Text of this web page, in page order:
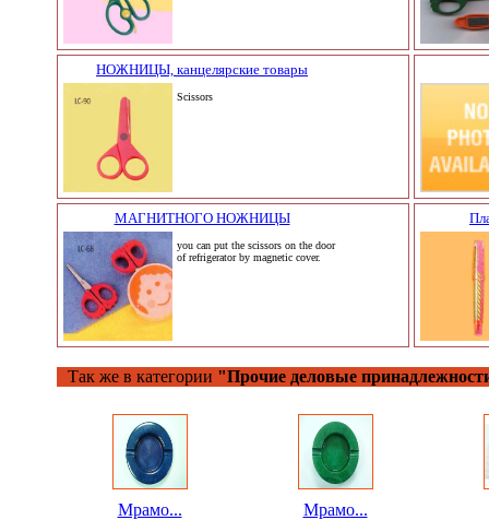
НОЖНИЦЫ, канцелярские товары
Scissors
МАГНИТНОГО НОЖНИЦЫ
you can put the scissors on the door
of refrigerator by magnetic cover.
Так же в категории "Прочие деловые
Мрамо... Мрамо...